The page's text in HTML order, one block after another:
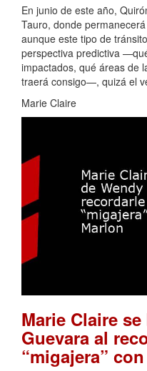
En junio de este año,
Tauro, donde
aunque este tipo de
perspectiva predictiva
impactados, qué áreas de
traerá consigo—, quizá el
Marie Claire
Marie Claire
Guevara al
“migajera”